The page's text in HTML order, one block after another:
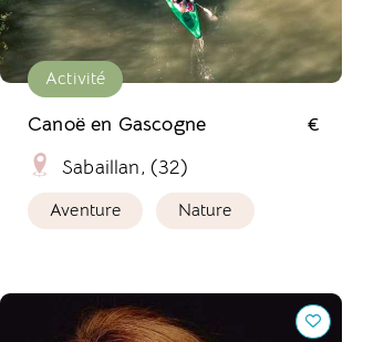
Activité
Canoë en Gascogne
€
Sabaillan, (32)
Aventure Nature
Bien-être : Retraite, Coaching, Voyage